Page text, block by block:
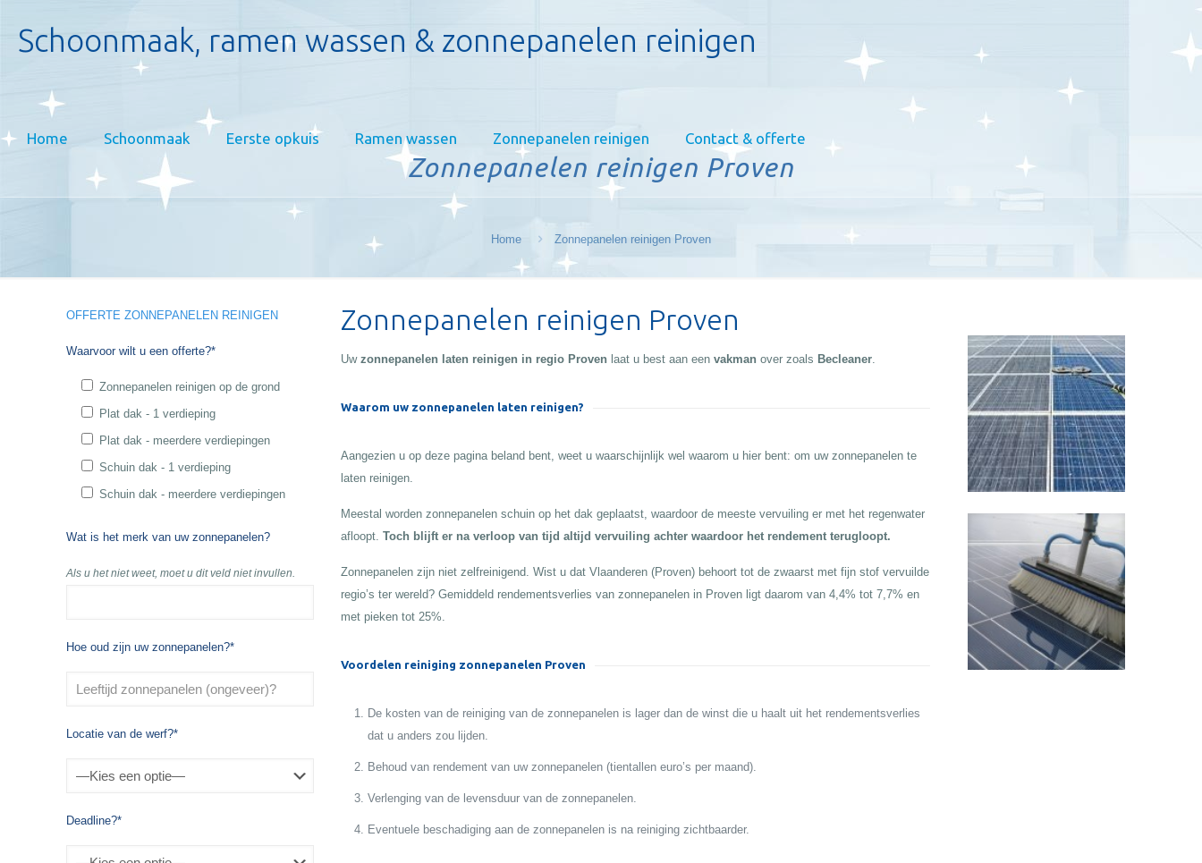
Schoonmaak, ramen wassen & zonnepanelen reinigen
Home Schoonmaak Eerste opkuis Ramen wassen Zonnepanelen reinigen Contact & offerte
Zonnepanelen reinigen Proven
Home Zonnepanelen reinigen Proven
OFFERTE ZONNEPANELEN REINIGEN
Waarvoor wilt u een offerte?*
Zonnepanelen reinigen op de grond
Plat dak - 1 verdieping
Plat dak - meerdere verdiepingen
Schuin dak - 1 verdieping
Schuin dak - meerdere verdiepingen
Wat is het merk van uw zonnepanelen?
Als u het niet weet, moet u dit veld niet invullen.
Hoe oud zijn uw zonnepanelen?*
Locatie van de werf?*
Deadline?*
Zonnepanelen reinigen Proven
Uw zonnepanelen laten reinigen in regio Proven laat u best aan een vakman over zoals Becleaner.
Waarom uw zonnepanelen laten reinigen?
Aangezien u op deze pagina beland bent, weet u waarschijnlijk wel waarom u hier bent: om uw zonnepanelen te
laten reinigen.
Meestal worden zonnepanelen schuin op het dak geplaatst, waardoor de meeste vervuiling er met het regenwater
afloopt. Toch blijft er na verloop van tijd altijd vervuiling achter waardoor het rendement terugloopt.
Zonnepanelen zijn niet zelfreinigend. Wist u dat Vlaanderen (Proven) behoort tot de zwaarst met fijn stof vervuilde
regio’s ter wereld? Gemiddeld rendementsverlies van zonnepanelen in Proven ligt daarom van 4,4% tot 7,7% en
met pieken tot 25%.
Voordelen reiniging zonnepanelen Proven
De kosten van de reiniging van de zonnepanelen is lager dan de winst die u haalt uit het rendementsverlies
dat u anders zou lijden.
Behoud van rendement van uw zonnepanelen (tientallen euro’s per maand).
Verlenging van de levensduur van de zonnepanelen.
Eventuele beschadiging aan de zonnepanelen is na reiniging zichtbaarder.